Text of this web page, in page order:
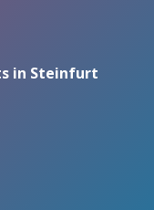
in Steinfurt